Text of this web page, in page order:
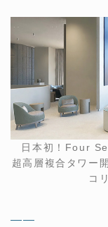
日本初！Four
超高層複合タワー
コ
——